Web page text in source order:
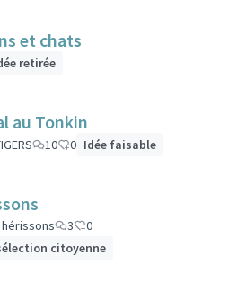
et chats
retirée
au Tonkin
10 0 Idée faisable
3
0
citoyenne